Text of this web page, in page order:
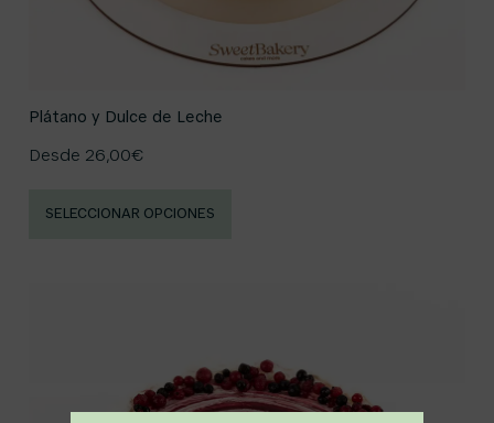
Plátano y Dulce de Leche
Desde 26,00€
SELECCIONAR OPCIONES